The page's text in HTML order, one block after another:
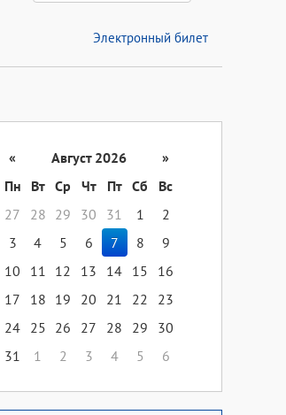
Электронный билет
« Август 2026
»
Пн
Вт Ср Чт Пт Сб
Вс
27
28 29 30 31 1
2
3
4 5 6 7 8
9
10
11 12 13 14 15
16
17
18 19 20 21 22
23
24 25 26 27 28 29
30
31
1 2 3 4 5 6